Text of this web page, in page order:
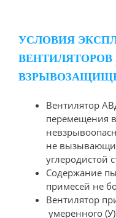
УСЛОВИЯ
Вентилятор
перемещения
не
углеродистой
Содержание
примесей не
Вентилятор
умеренного